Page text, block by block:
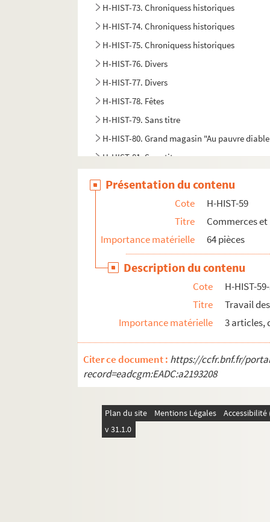
H-HIST-73. Chroniquess historiques
H-HIST-74. Chroniquess historiques
H-HIST-75. Chroniquess historiques
H-HIST-76. Divers
H-HIST-77. Divers
H-HIST-78. Fêtes
H-HIST-79. Sans titre
H-HIST-80. Grand magasin "Au pauvre
H-HIST-81. Sans titre
Présentation du contenu
Cote
H-HIST-59
Titre
Commerces
Importance matérielle
64 pièces
Description du contenu
Cote
H-HIST-
Titre
Travail
Importance matérielle
3 articles,
Citer ce document : https://ccfr.bnf.fr/
record=eadcgm:EADC:a2193208
Plan du site Mentions Légales
v 31.1.0